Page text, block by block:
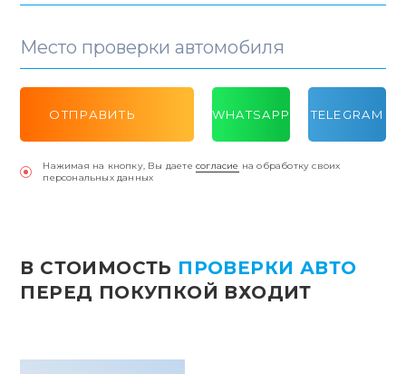
Место проверки автомобиля
ОТПРАВИТЬ WHATSAPP TELEGRAM
Нажимая на кнопку, Вы даетесогласие на обработку своих
персональных данных
В СТОИМОСТЬ ПРОВЕРКИ АВТО
ПЕРЕД ПОКУПКОЙ ВХОДИТ